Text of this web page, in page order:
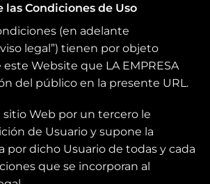
las Condiciones de Uso
(en adelante
legal”) tienen por objeto
Website que LA EMPRESA
del público en la presente URL.
sitio Web por un tercero le
de Usuario y supone la
por dicho Usuario de todas y cada
que se incorporan al